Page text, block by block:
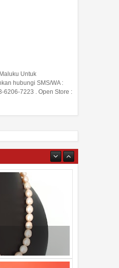
Untuk
hubungi SMS/WA :
6206-7223 . Open Store :